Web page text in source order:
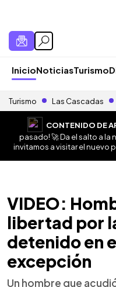
InicioNoticiasTurismo
Turismo Las Cascadas
CONTENIDO DE
pasado! 🚀 Da el salto a la
invitamos a visitar el nuevo
VIDEO:
libertad por
detenido en
excepción
Un hombre que